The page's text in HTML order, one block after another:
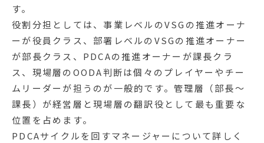
す。
役割分担としては、事業レベルのVSGの推進オーナ
ーが役員クラス、部署レベルのVSGの推進オーナー
が部長クラス、PDCAの推進オーナーが課長クラ
ス、現場層のOODA判断は個々のプレイヤーやチー
ムリーダーが担うのが一般的です。管理層（部長〜
課長）が経営層と現場層の翻訳役として最も重要な
位置を占めます。
PDCAサイクルを回すマネージャーについて詳しく